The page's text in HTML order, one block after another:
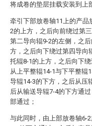
将成卷的垫层挂载安装到上
牵引下部放卷轴11上的产品
2的上方，之后向前绕过第
第二导向辊9-2的左侧，之
方，之后向下绕过第四导向
托辊8-1的上方，之后向下
从上平整辊14-1与下平整辊
导辊14-3的下方，之后从压
后从输送导辊7-4的下方通
部通过；
与此同时，由上部放卷轴6-